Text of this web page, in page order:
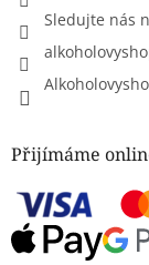
Sledujte nás
Přijímáme